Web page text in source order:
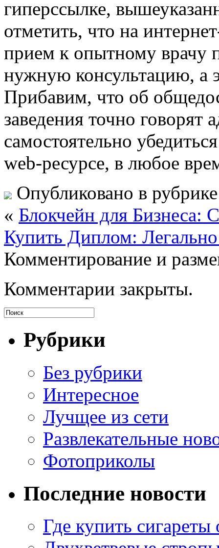
гиперссылке,
отметить, что на
прием к опытному врачу
нужную консультацию, а
Прибавим, что об
заведения точно говорят
самостоятельно
web-ресурсе, в любое
Опубликовано в
« Блокчейн для Бизнеса:
Купить Диплом:
Комментирование и
Комментарии закрыты.
Рубрики
Без рубрики
Интересное
Лучщее из сети
Развлекательные
Фотоприколы
Последние новости
Где купить